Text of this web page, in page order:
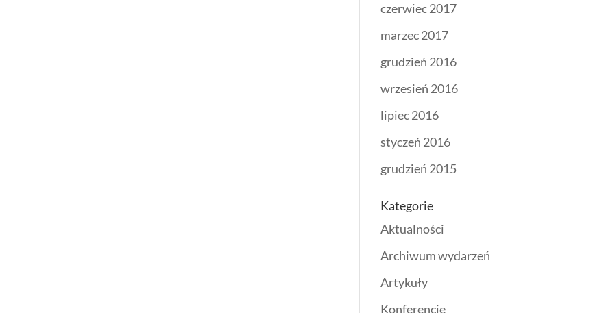
czerwiec 2017
marzec 2017
grudzień 2016
wrzesień 2016
lipiec 2016
styczeń 2016
grudzień 2015
Kategorie
Aktualności
Archiwum wydarzeń
Artykuły
Konferencje